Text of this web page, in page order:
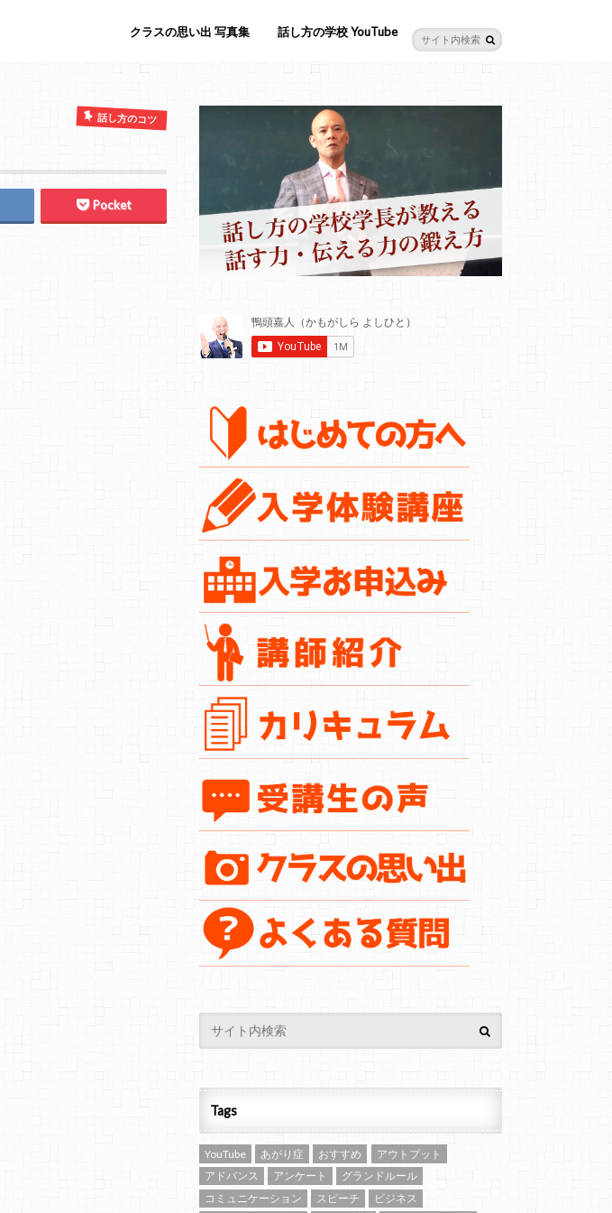
クラスの思い出 写真集 話し方の学校 YouTube
話し方のコツ
Pocket
Tags
YouTube あがり症 おすすめ
アウトプット
アドバンス
アンケート
グランドルール
コミュニケーション
スピーチ ビジネス